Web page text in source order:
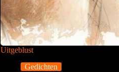
Uitgeblust
Gedichten